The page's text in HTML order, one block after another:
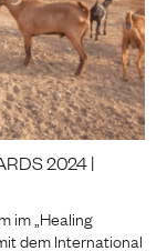
2024 |
im „Healing
dem International